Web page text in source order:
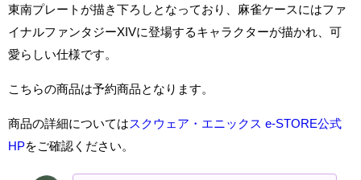
東南プレートが描き下ろしとなっており、麻雀ケースにはファ
イナルファンタジーXIVに登場するキャラクターが描かれ、可
愛らしい仕様です。
こちらの商品は予約商品となります。
商品の詳細についてはスクウェア・エニックス e-STORE公式
HPをご確認ください。